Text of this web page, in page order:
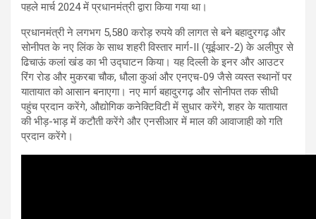
पहले मार्च 2024 में प्रधानमंत्री द्वारा किया गया था।
प्रधानमंत्री ने लगभग 5,580 करोड़ रुपये की लागत से बने बहादुरगढ़ और
सोनीपत के नए लिंक के साथ शहरी विस्तार मार्ग-II (यूईआर-2) के अलीपुर से
ढिचाऊं कलां खंड का भी उद्घाटन किया। यह दिल्ली के इनर और आउटर
रिंग रोड और मुकरबा चौक, धौला कुआं और एनएच-09 जैसे व्यस्त स्थानों पर
यातायात को आसान बनाएगा। नए मार्ग बहादुरगढ़ और सोनीपत तक सीधी
पहुंच प्रदान करेंगे, औद्योगिक कनेक्टिविटी में सुधार करेंगे, शहर के यातायात
की भीड़-भाड़ में कटौती करेंगे और एनसीआर में माल की आवाजाही को गति
प्रदान करेंगे।